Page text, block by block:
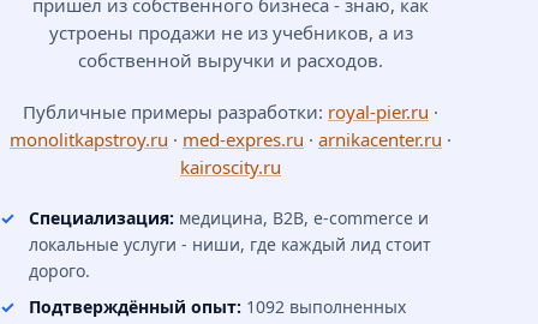
пришёл из собственного бизнеса - знаю, как
устроены продажи не из учебников, а из
собственной выручки и расходов.
Публичные примеры разработки: royal-pier.ru ·
monolitkapstroy.ru · med-expres.ru · arnikacenter.ru ·
kairoscity.ru
Специализация: медицина, B2B, e-commerce и
локальные услуги - ниши, где каждый лид стоит
дорого.
Подтверждённый опыт: 1092 выполненных